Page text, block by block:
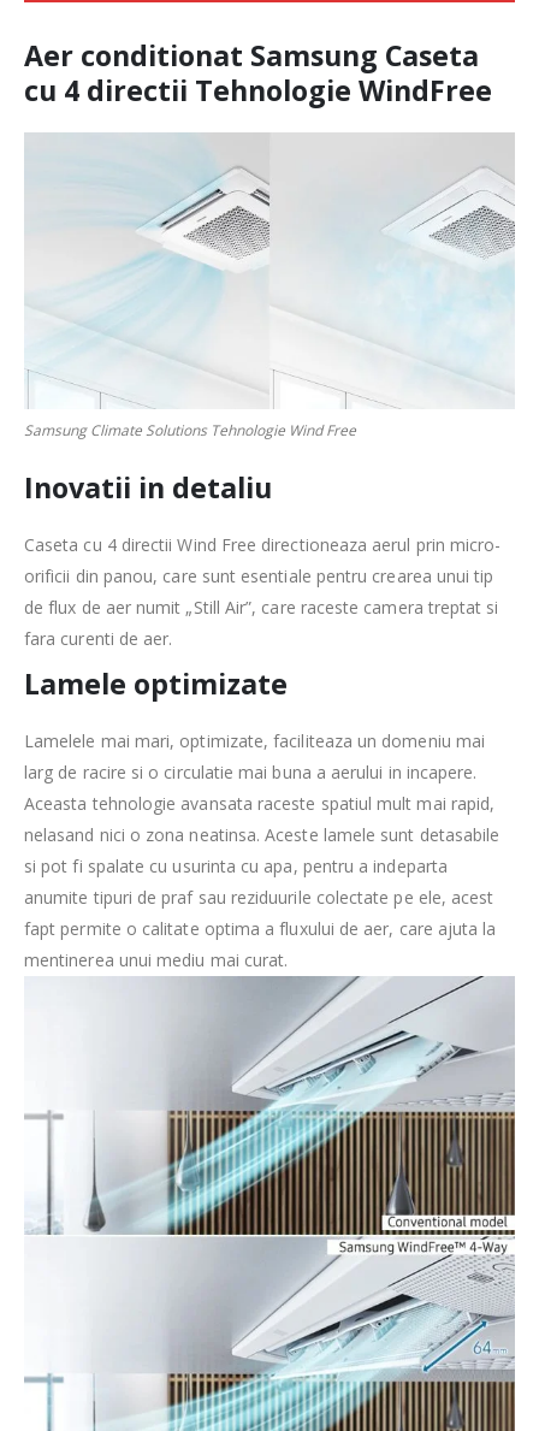
Aer conditionat Samsung Caseta
cu 4 directii Tehnologie WindFree
Samsung Climate Solutions Tehnologie Wind Free
Inovatii in detaliu
Caseta cu 4 directii Wind Free directioneaza aerul prin micro-
orificii din panou, care sunt esentiale pentru crearea unui tip
de flux de aer numit „Still Air”, care raceste camera treptat si
fara curenti de aer.
Lamele optimizate
Lamelele mai mari, optimizate, faciliteaza un domeniu mai
larg de racire si o circulatie mai buna a aerului in incapere.
Aceasta tehnologie avansata raceste spatiul mult mai rapid,
nelasand nici o zona neatinsa. Aceste lamele sunt detasabile
si pot fi spalate cu usurinta cu apa, pentru a indeparta
anumite tipuri de praf sau reziduurile colectate pe ele, acest
fapt permite o calitate optima a fluxului de aer, care ajuta la
mentinerea unui mediu mai curat.